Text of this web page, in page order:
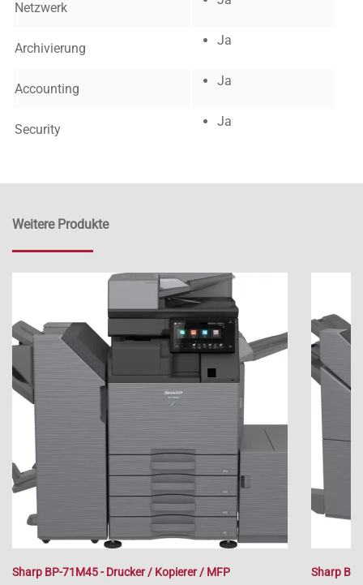
Netzwerk
Archivierung
Ja
Accounting
Ja
Security
Ja
Weitere Produkte
Sharp BP-71M45 - Drucker / Kopierer / MFP Sharp